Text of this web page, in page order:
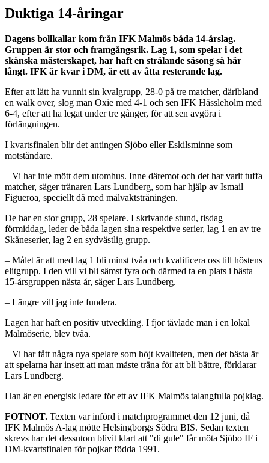
Duktiga 14-åringar
Dagens bollkallar kom från IFK Malmös båda 14-årslag.
Gruppen är stor och framgångsrik. Lag 1, som spelar i det
skånska mästerskapet, har haft en strålande säsong så här
långt. IFK är kvar i DM, är ett av åtta resterande lag.
Efter att lätt ha vunnit sin kvalgrupp, 28-0 på tre matcher, däribland
en walk over, slog man Oxie med 4-1 och sen IFK Hässleholm med
6-4, efter att ha legat under tre gånger, för att sen avgöra i
förlängningen.
I kvartsfinalen blir det antingen Sjöbo eller Eskilsminne som
motståndare.
– Vi har inte mött dem utomhus. Inne däremot och det har varit tuffa
matcher, säger tränaren Lars Lundberg, som har hjälp av Ismail
Figueroa, speciellt då med målvaktsträningen.
De har en stor grupp, 28 spelare. I skrivande stund, tisdag
förmiddag, leder de båda lagen sina respektive serier, lag 1 en av tre
Skåneserier, lag 2 en sydvästlig grupp.
– Målet är att med lag 1 bli minst tvåa och kvalificera oss till höstens
elitgrupp. I den vill vi bli sämst fyra och därmed ta en plats i bästa
15-årsgruppen nästa år, säger Lars Lundberg.
– Längre vill jag inte fundera.
Lagen har haft en positiv utveckling. I fjor tävlade man i en lokal
Malmöserie, blev tvåa.
– Vi har fått några nya spelare som höjt kvaliteten, men det bästa är
att spelarna har insett att man måste träna för att bli bättre, förklarar
Lars Lundberg.
Han är en energisk ledare för ett av IFK Malmös talangfulla pojklag.
FOTNOT. Texten var införd i matchprogrammet den 12 juni, då
IFK Malmös A-lag mötte Helsingborgs Södra BIS. Sedan texten
skrevs har det dessutom blivit klart att "di gule" får möta Sjöbo IF i
DM-kvartsfinalen för pojkar födda 1991.